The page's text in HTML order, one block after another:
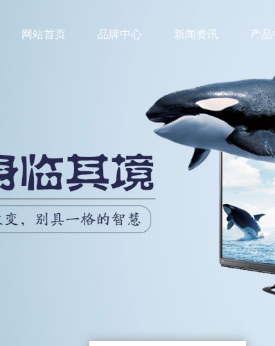
网站首页 品牌中心 新闻资讯 产